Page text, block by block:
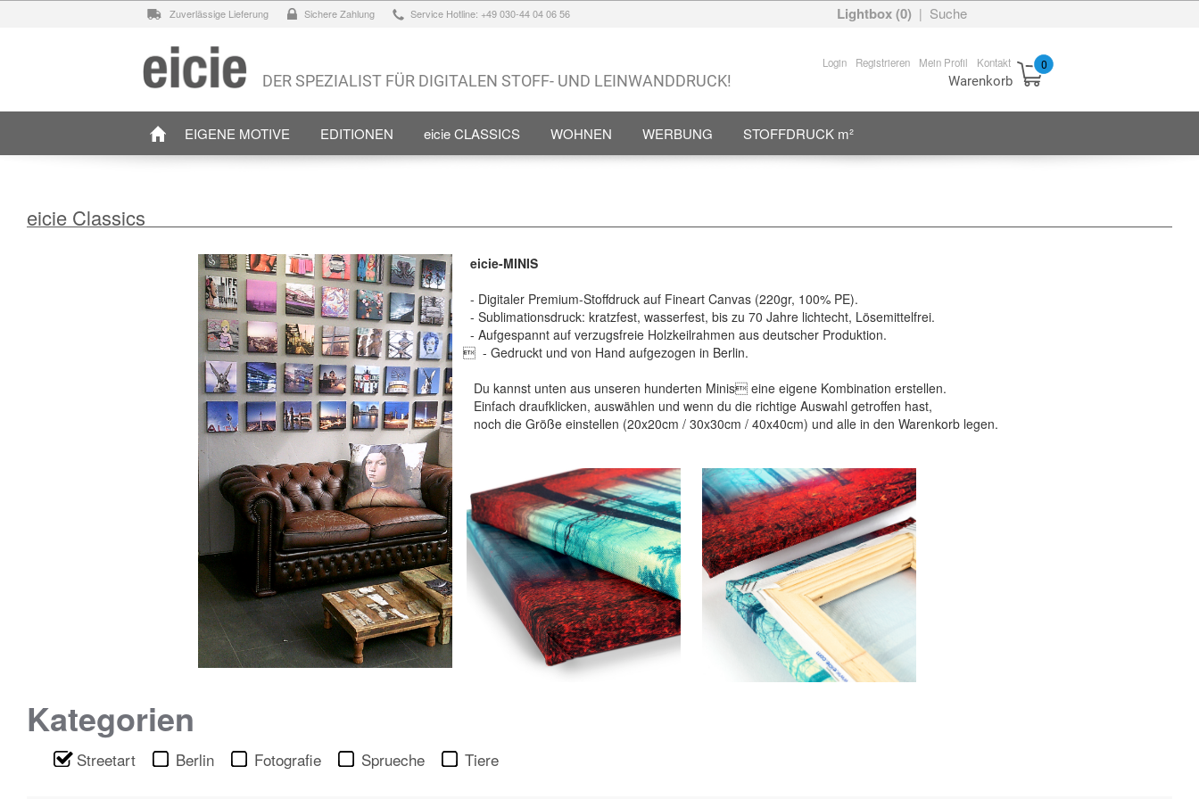
Zuverlässige Lieferung Sichere Zahlung Service Hotline: +49 030-44 04 06 56 Lightbox (0) | Suche
Login Registrieren Mein Profil Kontakt
DER SPEZIALIST FÜR DIGITALEN STOFF- UND LEINWANDDRUCK! Warenkorb
0
EIGENE MOTIVE EDITIONEN eicie CLASSICS WOHNEN WERBUNG STOFFDRUCK m²
eicie Classics
eicie-MINIS
- Digitaler Premium-Stoffdruck auf Fineart Canvas (220gr, 100% PE).
- Sublimationsdruck: kratzfest, wasserfest, bis zu 70 Jahre lichtecht, Lösemittelfrei.
- Aufgespannt auf verzugsfreie Holzkeilrahmen aus deutscher Produktion.
 - Gedruckt und von Hand aufgezogen in Berlin.
Du kannst unten aus unseren hunderten Minis eine eigene Kombination erstellen.
Einfach draufklicken, auswählen und wenn du die richtige Auswahl getroffen hast,
noch die Größe einstellen (20x20cm / 30x30cm / 40x40cm) und alle in den Warenkorb legen.
Kategorien
Streetart Berlin Fotografie Sprueche Tiere